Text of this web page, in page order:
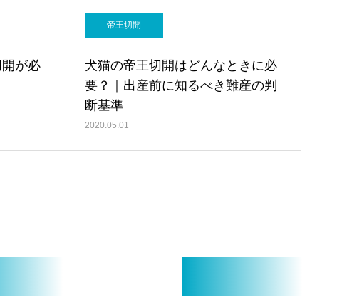
が必
帝王切開
犬猫の帝王切開はどんなときに必
要？｜出産前に知るべき難産の判
断基準
2020.05.01